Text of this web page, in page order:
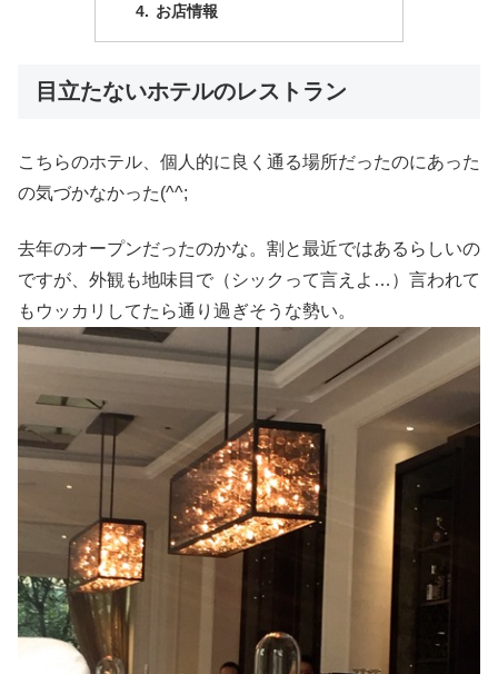
お店情報
目立たないホテルのレストラン
こちらのホテル、個人的に良く通る場所だったのにあった
の気づかなかった(^^;
去年のオープンだったのかな。割と最近ではあるらしいの
ですが、外観も地味目で（シックって言えよ…）言われて
もウッカリしてたら通り過ぎそうな勢い。